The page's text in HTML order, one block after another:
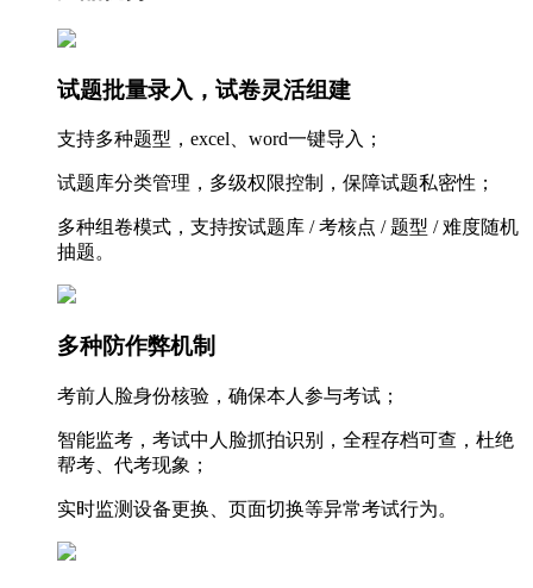
试题批量录入，试卷灵活组建
支持多种题型，excel、word一键导入；
试题库分类管理，多级权限控制，保障试题私密性；
多种组卷模式，支持按试题库 / 考核点 / 题型 / 难度随机
抽题。
多种防作弊机制
考前人脸身份核验，确保本人参与考试；
智能监考，考试中人脸抓拍识别，全程存档可查，杜绝
帮考、代考现象；
实时监测设备更换、页面切换等异常考试行为。